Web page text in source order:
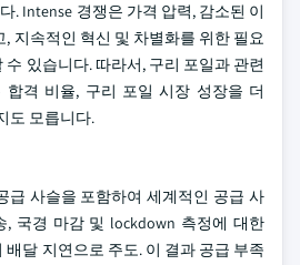
. Intense 경쟁은 가격 압력, 감소된 이
지속적인 혁신 및 차별화를 위한 필요
있습니다. 따라서, 구리 포일과 관련
격 비율, 구리 포일 시장 성장을 더
도 모릅니다.
급 사슬을 포함하여 세계적인 공급 사
, 국경 마감 및 lockdown 측정에 대한
달 지연으로 주도. 이 결과 공급 부족